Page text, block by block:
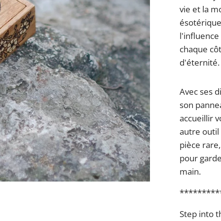
vie et la
l'influence
chaque
d'éternité.
Avec ses
son
accueillir
autre outil
pièce
pour
main.
Step into